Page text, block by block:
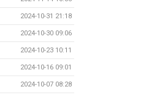
2024-10-31 21:18
2024-10-30 09:06
2024-10-23 10:11
2024-10-16 09:01
2024-10-07 08:28